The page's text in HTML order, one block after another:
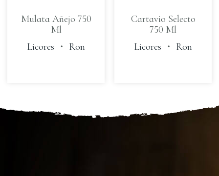
Mulata Añejo 750
Ml
Licores ・ Ron
Cartavio Selecto
750 Ml
Licores ・ Ron